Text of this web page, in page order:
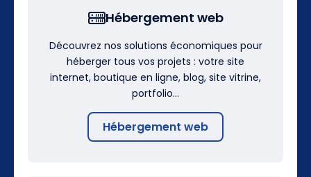
Hébergement web
Découvrez nos solutions économiques pour
héberger tous vos projets : votre site
internet, boutique en ligne, blog, site vitrine,
portfolio…
Hébergement web